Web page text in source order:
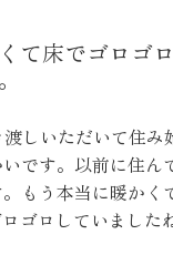
て床でゴロゴ
しいただいて住み
です。以前に住ん
もう本当に暖かく
ゴロしていました